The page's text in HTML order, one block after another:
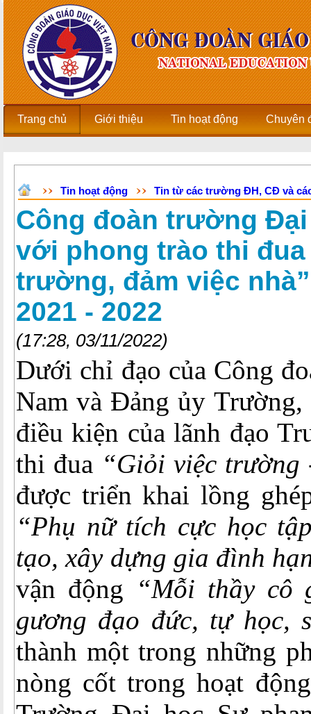
Trang chủ Giới thiệu Tin hoạt động Chuyên
Tin hoạt động Tin từ các trường ĐH, CĐ và
Công đoàn trường
với phong trào thi đua
trường, đảm việc
2021 - 2022
(17:28, 03/11/2022)
Dưới chỉ đạo của Công
Nam và Đảng ủy Trường,
điều kiện của lãnh đạo
thi đua “Giỏi việc
được triển khai lồng
“Phụ nữ tích cực học
tạo, xây dựng gia đình
vận động “Mỗi thầy cô
gương đạo đức, tự học,
thành một trong những
nòng cốt trong hoạt